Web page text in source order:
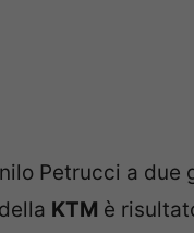
Petrucci a due
KTM è